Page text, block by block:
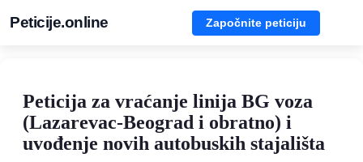
Peticije.online Započnite peticiju
Peticija za vraćanje linija BG voza
(Lazarevac-Beograd i obratno) i
uvođenje novih autobuskih stajališta